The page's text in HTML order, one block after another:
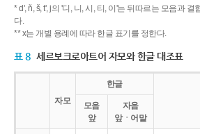
* d', ň, š, t', j의 '디, 니, 시, 티, 이'는 뒤따르는 모음과
다.
** x는 개별 용례에 따라 한글 표기를 정한다.
표 8 세르보크로아트어 자모와 한글 대조표
자모
한글
모음
앞
자음
앞ㆍ어말